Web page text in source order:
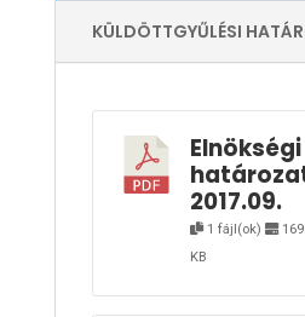
KÜLDÖTTGYŰLÉSI
Elnökségi
2017.09.
1 fájl(ok)
KB